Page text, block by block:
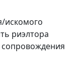
искомого
риэлтора